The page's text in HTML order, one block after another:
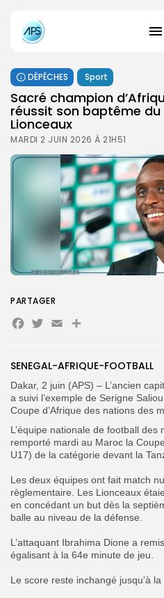
Search
for:
FR
DÉPÊCHES Sport
Sacré champion
réussit son baptême
Lionceaux
MARDI 2 JUIN 2026 À 21H51
SENEGAL-AFRIQUE-FOOTBALL
Dakar, 2 juin (APS) – L’ancien
a suivi l’exemple de Serigne
Coupe d’Afrique des nations des
‎L’équipe nationale de football
remporté mardi au Maroc la
U17) de la catégorie devant la
‎Les deux équipes ont fait match
règlementaire. Les Lionceaux
en concédant un but dès la
balle au niveau de la défense.
‎L’attaquant Ibrahima Dione a
égalisant à la 64e minute de jeu.
‎Le score reste inchangé jusqu’à
PARTAGER
Facebook
Twitter
EmailPartager